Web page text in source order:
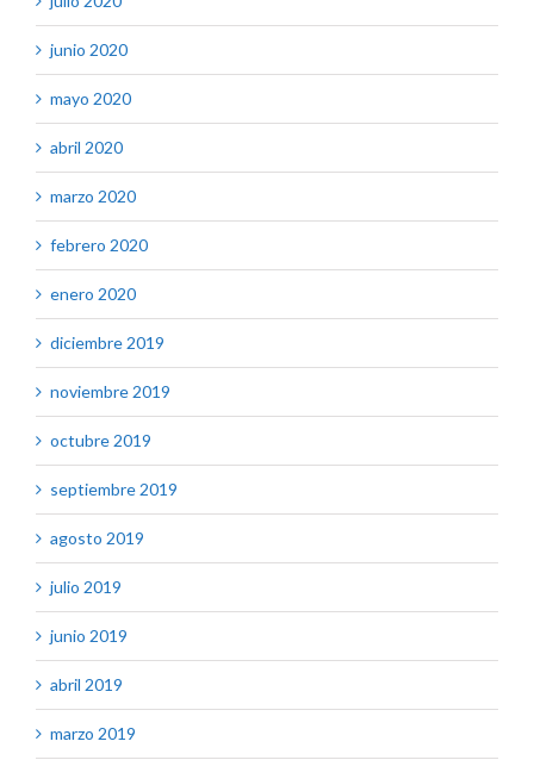
junio 2020
mayo 2020
abril 2020
marzo 2020
febrero 2020
enero 2020
diciembre 2019
noviembre 2019
octubre 2019
septiembre 2019
agosto 2019
julio 2019
junio 2019
abril 2019
marzo 2019